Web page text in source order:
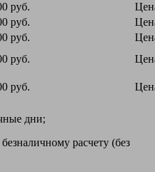
руб.
руб.
руб.
руб.
руб.
дни;
расчету (без